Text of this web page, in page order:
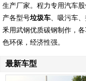
生产厂家。程力专用汽车
产各型号垃圾车 、吸污车
釆用武钢优质碳钢制作，
色环保，经济性强。
最新车型